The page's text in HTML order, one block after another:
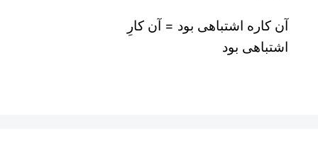
آن کاره اشتباهی بود = آن کارِ
اشتباهی بود